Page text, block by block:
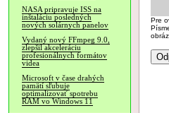
NASA pripravuje ISS na
inštaláciu posledných
nových solárnych panelov
Vydaný nový FFmpeg 9.0,
zlepšil akceleráciu
profesionálnych formátov
videa
Microsoft v čase drahých
pamätí sľubuje
optimalizovať spotrebu
RAM vo Windows 11
Pre